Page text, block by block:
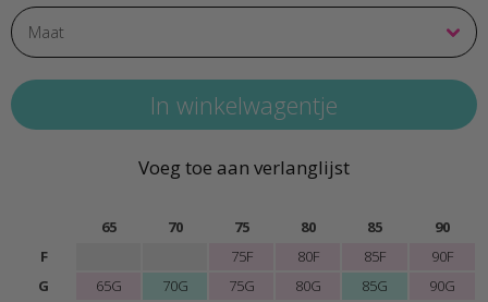
Voeg toe aan verlanglijst
65 70 75 80 85
90
F
75F 80F 85F
90F
G
65G 70G 75G 80G 85G
90G